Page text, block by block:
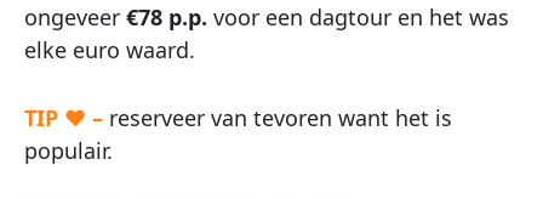
ongeveer €78 p.p. voor een dagtour en het was
elke euro waard.
TIP ♥ – reserveer van tevoren want het is
populair.